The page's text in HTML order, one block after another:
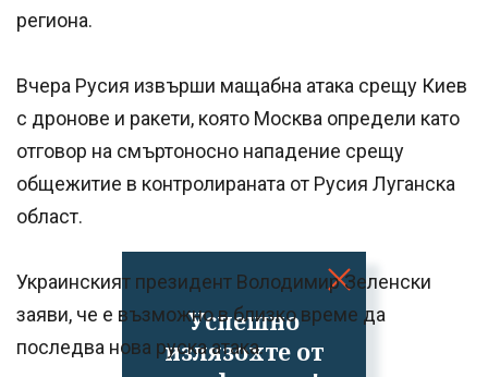
Успешно
излязохте от
региона.
Вчера Русия извърши мащабна атака срещу Киев
с дронове и ракети, която Москва определи като
отговор на смъртоносно нападение срещу
общежитие в контролираната от Русия Луганска
област.
Украинският президент Володимир Зеленски
заяви, че е възможно в близко време да
последва нова руска атака.